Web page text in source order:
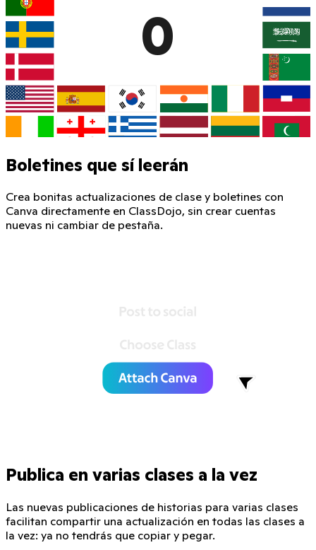
0
Boletines que sí leerán
Crea bonitas actualizaciones de clase y boletines con
Canva directamente en ClassDojo, sin crear cuentas
nuevas ni cambiar de pestaña.
Publica en varias clases a la vez
Las nuevas publicaciones de historias para varias clases
facilitan compartir una actualización en todas las clases a
la vez: ya no tendrás que copiar y pegar.